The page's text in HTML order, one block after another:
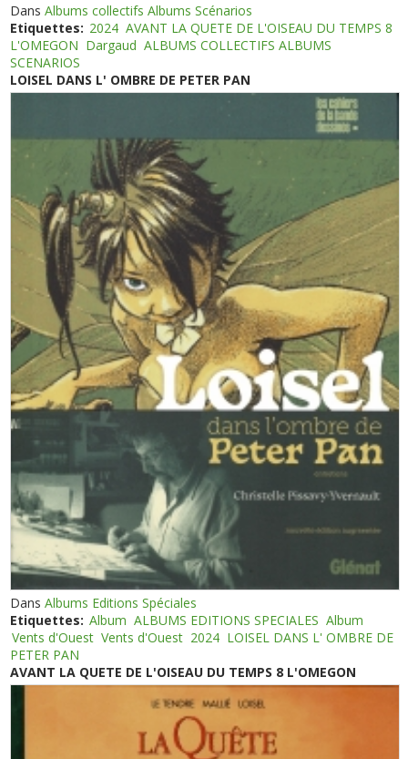
DansAlbums collectifs Albums Scénarios
Etiquettes: 2024 AVANT LA QUETE DE L'OISEAU DU TEMPS 8
L'OMEGON Dargaud ALBUMS COLLECTIFS ALBUMS
SCENARIOS
LOISEL DANS L' OMBRE DE PETER PAN
DansAlbums Editions Spéciales
Etiquettes: Album ALBUMS EDITIONS SPECIALES Album
Vents d'Ouest Vents d'Ouest 2024 LOISEL DANS L' OMBRE DE
PETER PAN
AVANT LA QUETE DE L'OISEAU DU TEMPS 8 L'OMEGON